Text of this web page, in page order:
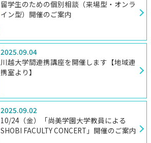
留学生のための個別相談（来場型・オンラ
イン型）開催のご案内
2025.09.04
川越大学間連携講座を開催します【地域連
携室より】
2025.09.02
10/24（金）「尚美学園大学教員による
SHOBI FACULTY CONCERT」開催のご案内